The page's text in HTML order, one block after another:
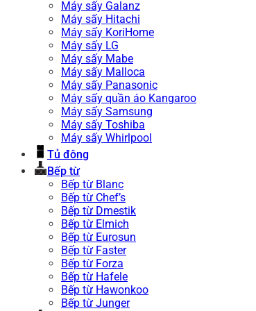
Máy sấy Galanz
Máy sấy Hitachi
Máy sấy KoriHome
Máy sấy LG
Máy sấy Mabe
Máy sấy Malloca
Máy sấy Panasonic
Máy sấy quần áo Kangaroo
Máy sấy Samsung
Máy sấy Toshiba
Máy sấy Whirlpool
Tủ đông
Bếp từ
Bếp từ Blanc
Bếp từ Chef’s
Bếp từ Dmestik
Bếp từ Elmich
Bếp từ Eurosun
Bếp từ Faster
Bếp từ Forza
Bếp từ Hafele
Bếp từ Hawonkoo
Bếp từ Junger